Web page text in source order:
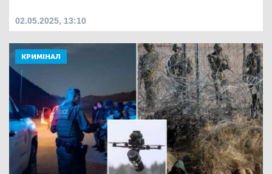
02.05.2025, 13:10
КРИМІНАЛ